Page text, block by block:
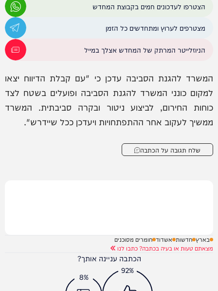
הצטרפו לעדכונים חמים בקבוצת המחדש
מצטרפים לערוץ ומתחדשים כל הזמן
הניוזלייטר המרתק של המחדש אצלך במייל
המשרד להגנת הסביבה עדכן כי "עם קבלת הדיווח יצאו
למקום כונני המשרד להגנת הסביבה ופועלים בשטח לצד
כוחות החירום, לביצוע ניטור ובקרה סביבתית. המשרד
ממשיך לעקוב אחר ההתפתחויות ויעדכן ככל שיידרש".
שלח תגובה על הכתבה
בארץ חדשות אשדוד חומרים מסוכנים
מצאתם טעות או בעיה בכתבה? כתבו לנו
הכתבה עניינה אותך?
92%
8%